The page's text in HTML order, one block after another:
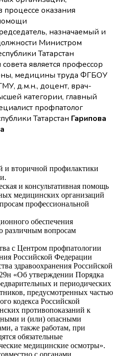
оказания
назначаемый и
Министром
Татарстан
является профессор
медицины труда ФГБОУ
д.м.н., доцент, врач-
категории, главный
профпатолог
Татарстан Гарипова
и вторичной профилактики
и консультативная помощь
медицинских организаций
профессиональной
обеспечения
различным вопросам
с Центром профпатологии
Российской Федерации
здравоохранения Российской
«Об утверждении Порядка
и периодических
предусмотренных частью
кодекса Российской
противопоказаний к
и (или) опасными
а также работам, при
обязательные
медицинские осмотры».
с органами